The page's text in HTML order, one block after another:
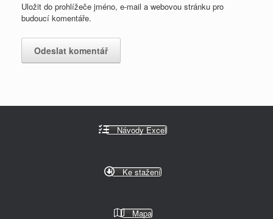
Uložit do prohlížeče jméno, e-mail a webovou stránku pro
budoucí komentáře.
Návody Excel
Ke stažení
Mapa